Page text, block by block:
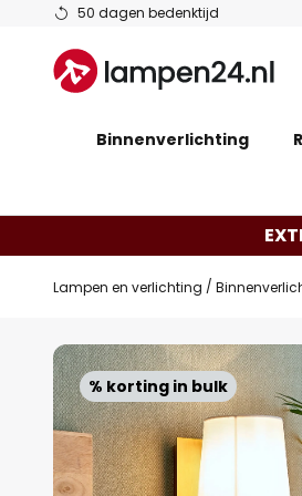
50 dagen bedenktijd
Ga
de
inhoud
Binnenverlichting
Lampen en verlichting
% korting in bulk
Ga
naar
het
einde
van